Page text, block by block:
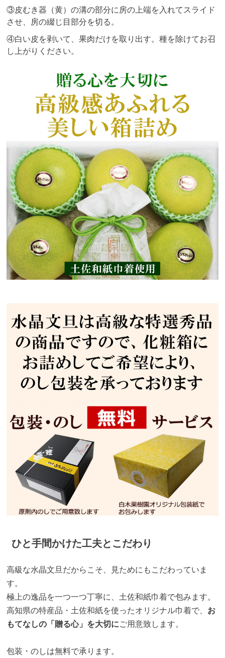
③皮むき器（黄）の溝の部分に房の上端を入れてスライド
させ、房の綴じ目部分を切る。
④白い皮を剥いて、果肉だけを取り出す。種を除けてお召
し上がりください。
ひと手間かけた工夫とこだわり
高級な水晶文旦だからこそ、見ためにもこだわっていま
す。
極上の逸品を一つ一つ丁寧に、土佐和紙巾着で包みます。
高知県の特産品・土佐和紙を使ったオリジナル巾着で、 お
もてなしの「贈る心」を大切にご用意致します。
包装・のしは無料で承ります。